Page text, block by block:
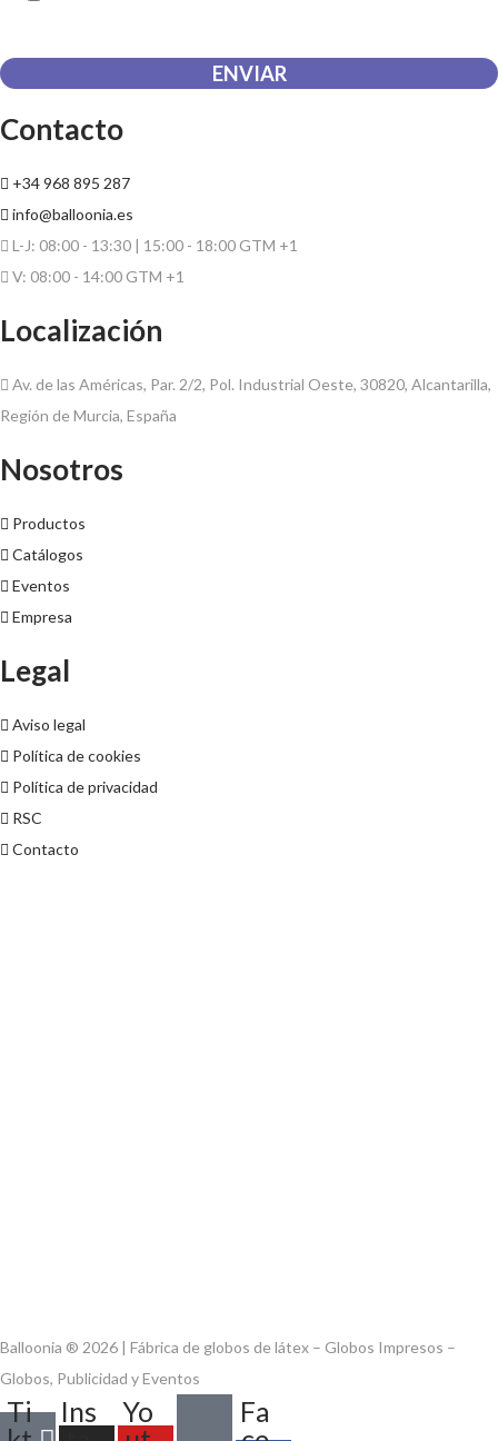
ENVIAR
Contacto
+34 968 895 287
info@balloonia.es
L-J: 08:00 - 13:30 | 15:00 - 18:00 GTM +1
V: 08:00 - 14:00 GTM +1
Localización
Av. de las Américas, Par. 2/2, Pol. Industrial Oeste, 30820, Alcantarilla,
Región de Murcia, España
Nosotros
Productos
Catálogos
Eventos
Empresa
Legal
Aviso legal
Política de cookies
Política de privacidad
RSC
Contacto
Balloonia ® 2026 | Fábrica de globos de látex – Globos Impresos –
Globos, Publicidad y Eventos
Ti
Ins
Yo
Fa